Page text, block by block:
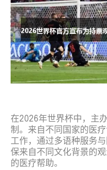
在2026年世界杯中，主
制。来自不同国家的医
工作，通过多语种服务
保来自不同文化背景的
的医疗帮助。